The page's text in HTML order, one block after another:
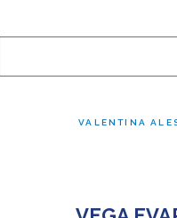
VALENTINA